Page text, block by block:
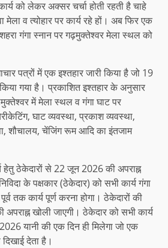
को लेकर अक्सर चर्चा होती रहती है चाहे
मेला व त्योहार पर कार्य रहे हों। अब फिर एक
गंगा स्नान पर गढ़मुक्तेश्वर मेला स्थल को
पत्रों में एक इश्तहार जारी किया है जो 19
गया है। प्रकाशित इश्तहार के अनुसार
में मेला स्थल व गंगा घाट पर
घाट व्यवस्था, प्रकाश व्यवस्था,
शौचालय, चेंजिंग रूम आदि का इंतजाम
हेतु ठेकेदारों से 22 जून 2026 की अपराह्न
के पक्षकार (ठेकेदार) को सभी कार्य गंगा
तक कार्य पूर्ण करना होगा। ठेकेदारों की
खोली जाएगी। ठेकेदार को सभी कार्य
यानी की एक दिन ही मिलेगा जो एक
देता है।